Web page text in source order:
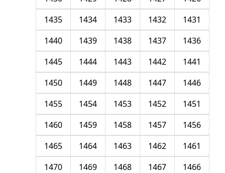
1431
1432
1433
1434
1435
1436
1437
1438
1439
1440
1441
1442
1443
1444
1445
1446
1447
1448
1449
1450
1451
1452
1453
1454
1455
1456
1457
1458
1459
1460
1461
1462
1463
1464
1465
1466
1467
1468
1469
1470